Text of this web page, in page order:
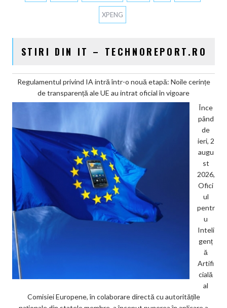
XPENG
STIRI DIN IT – TECHNOREPORT.RO
Regulamentul privind IA intră într-o nouă etapă: Noile cerințe
de transparență ale UE au intrat oficial în vigoare
Înce
pând
de
ieri, 2
augu
st
2026,
Ofici
ul
pentr
u
Inteli
genț
ă
Artifi
cială
al
Comisiei Europene, în colaborare directă cu autoritățile